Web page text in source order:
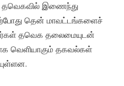
தவெகவில் இணைந்து
தென் மாவட்டங்களைச்
தவெக தலைமையுடன்
வெளியாகும் தகவல்கள்